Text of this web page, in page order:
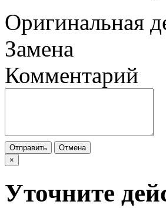
Оригинальная
Замена
Комментарий
Отправить
Отмена
×
Уточните